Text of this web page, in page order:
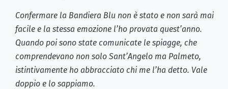
Confermare la Bandiera Blu non è stato e non sarà mai
facile e la stessa emozione l’ho provata quest’anno.
Quando poi sono state comunicate le spiagge, che
comprendevano non solo Sant’Angelo ma Palmeto,
istintivamente ho abbracciato chi me l’ha detto. Vale
doppio e lo sappiamo.